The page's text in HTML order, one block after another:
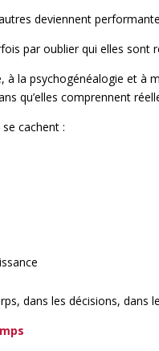
deviennent
par oublier qui elles sont
à la psychogénéalogie et
qu’elles comprennent
cachent :
dans les décisions, dans